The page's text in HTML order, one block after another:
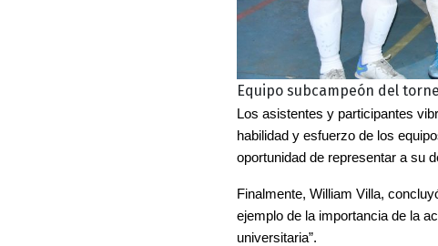
Equipo subcampeón del
Los asistentes y participantes
habilidad y esfuerzo de los
oportunidad de representar a su
Finalmente, William Villa,
ejemplo de la importancia de la
universitaria”.